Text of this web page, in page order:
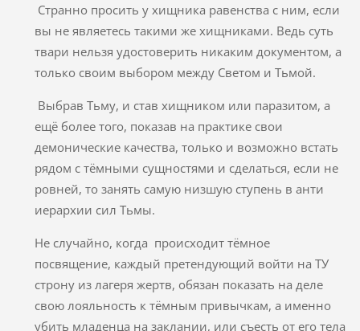
Странно просить у хищника равенства с ним, если
вы не являетесь такими же хищниками. Ведь суть
твари нельзя удостоверить никаким документом, а
только своим выбором между Светом и Тьмой.
Выбрав Тьму, и став хищником или паразитом, а
ещё более того, показав на практике свои
демонические качества, только и возможно встать
рядом с тёмными сущностями и сделаться, если не
ровней, то занять самую низшую ступень в анти
иерархии сил Тьмы.
Не случайно, когда происходит тёмное
посвящение, каждый претендующий войти на ТУ
строну из лагеря жертв, обязан показать на деле
свою лояльность к тёмным привычкам, а именно
убить младенца на заклании, или съесть от его тела